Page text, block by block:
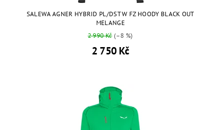
SALEWA AGNER HYBRID PL/DST W FZ HOODY BLACK OUT
MELANGE
2 990 Kč(–8 %)
2 750 Kč